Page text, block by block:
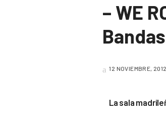
– WE
12 NOVIEMBRE, 2012
La sala